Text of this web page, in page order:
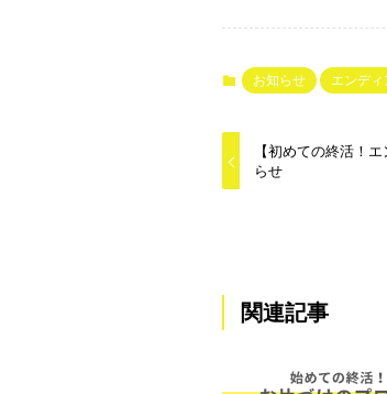
お知らせ エンディ
【初めての終活！
らせ
関連記事